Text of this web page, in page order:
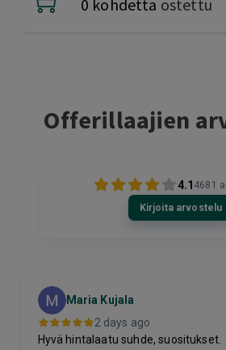
0 kohdetta ostettu
Offerillaajien
4.1 4681
Kirjoita arvostelu
Maria Kujala
2 days ago
Hyvä hintalaatu suhde, suositukset.